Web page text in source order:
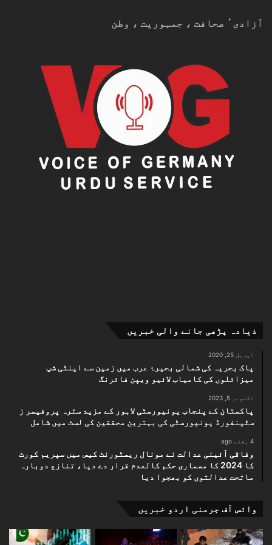
آزادیٴ صحافت ، جمہوریت ، وطن
ذیادہ پڑھی جانے والی خبریں
اپریل 25, 2020
پاک بحریہ کی شمالی بحیرۂ عرب میں زمین سے اینٹی شپ
میزائلوں کی کامیاب لائیو ویپن فائرنگ
اکتوبر 5, 2023
پاکستان کے پنجاب یونیورسٹی لاہور کے مزید سترہ پروفیسر ز
سٹینفورڈ یونیورسٹی کی بہترین محققین کی لسٹ میں شامل
4 ہفتے ago
وفاقی آئینی عدالت نے مونال ریسٹورنٹ کیس میں سپریم کورٹ
کا 2024 کا مسماری حکم کالعدم قرار دے دیا، تنازع دوبارہ
ماتحت عدالتوں کو بھجوا دیا
وائس آف جرمنی اردو خبریں